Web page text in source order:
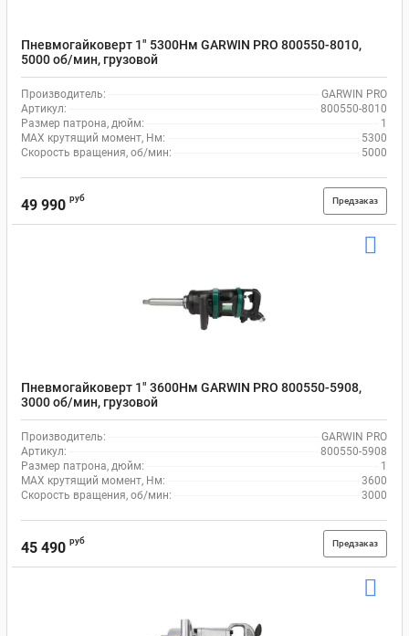
Пневмогайковерт 1" 5300Нм GARWIN PRO 800550-8010,
5000 об/мин, грузовой
Производитель:
GARWIN PRO
Артикул:
800550-8010
Размер патрона, дюйм:
1
MAX крутящий момент, Нм:
5300
Скорость вращения, об/мин:
5000
49 990 руб Предзаказ
Пневмогайковерт 1" 3600Нм GARWIN PRO 800550-5908,
3000 об/мин, грузовой
Производитель:
GARWIN PRO
Артикул:
800550-5908
Размер патрона, дюйм:
1
MAX крутящий момент, Нм:
3600
Скорость вращения, об/мин:
3000
45 490 руб Предзаказ